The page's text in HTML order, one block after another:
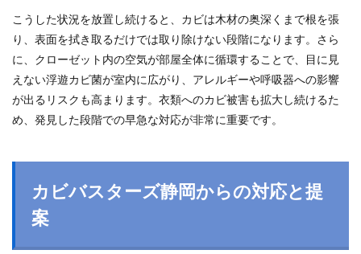
こうした状況を放置し続けると、カビは木材の奥深くまで根を張
り、表面を拭き取るだけでは取り除けない段階になります。さら
に、クローゼット内の空気が部屋全体に循環することで、目に見
えない浮遊カビ菌が室内に広がり、アレルギーや呼吸器への影響
が出るリスクも高まります。衣類へのカビ被害も拡大し続けるた
め、発見した段階での早急な対応が非常に重要です。
カビバスターズ静岡からの対応と提
案